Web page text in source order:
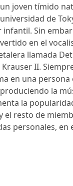
joven tímido
de
infantil. Sin
en el
llamada
Krauser II.
en una
la
la
el resto de
personales,